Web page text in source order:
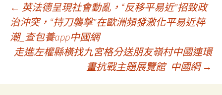
文
章
導
← 英法德呈現社會動亂，“反移平易近”招致政
治沖突，“持刀襲擊”在歐洲頻發激化平易近粹
潮_查包養app中國網
走進左權縣橫找九宮格分送朋友嶺村中國連環
畫抗戰主題展覽館_中國網 →